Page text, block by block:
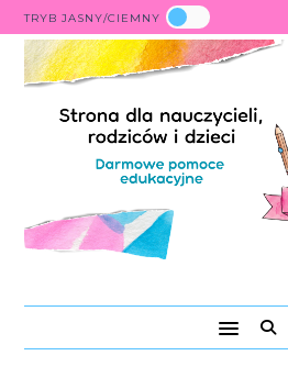
TRYB JASNY/CIEMNY